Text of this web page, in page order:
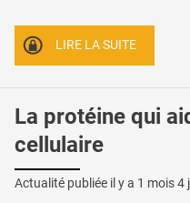
LIRE LA SUITE
La protéine qui
cellulaire
Actualité publiée il y a 1 mois 4